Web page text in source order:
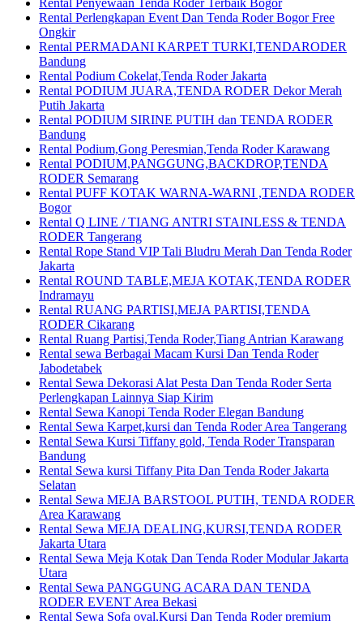
Rental Penyewaan Tenda Roder Terbaik Bogor
Rental Perlengkapan Event Dan Tenda Roder Bogor Free
Ongkir
Rental PERMADANI KARPET TURKI,TENDARODER
Bandung
Rental Podium Cokelat,Tenda Roder Jakarta
Rental PODIUM JUARA,TENDA RODER Dekor Merah
Putih Jakarta
Rental PODIUM SIRINE PUTIH dan TENDA RODER
Bandung
Rental Podium,Gong Peresmian,Tenda Roder Karawang
Rental PODIUM,PANGGUNG,BACKDROP,TENDA
RODER Semarang
Rental PUFF KOTAK WARNA-WARNI ,TENDA RODER
Bogor
Rental Q LINE / TIANG ANTRI STAINLESS & TENDA
RODER Tangerang
Rental Rope Stand VIP Tali Bludru Merah Dan Tenda Roder
Jakarta
Rental ROUND TABLE,MEJA KOTAK,TENDA RODER
Indramayu
Rental RUANG PARTISI,MEJA PARTISI,TENDA
RODER Cikarang
Rental Ruang Partisi,Tenda Roder,Tiang Antrian Karawang
Rental sewa Berbagai Macam Kursi Dan Tenda Roder
Jabodetabek
Rental Sewa Dekorasi Alat Pesta Dan Tenda Roder Serta
Perlengkapan Lainnya Siap Kirim
Rental Sewa Kanopi Tenda Roder Elegan Bandung
Rental Sewa Karpet,kursi dan Tenda Roder Area Tangerang
Rental Sewa Kursi Tiffany gold, Tenda Roder Transparan
Bandung
Rental Sewa kursi Tiffany Pita Dan Tenda Roder Jakarta
Selatan
Rental Sewa MEJA BARSTOOL PUTIH, TENDA RODER
Area Karawang
Rental Sewa MEJA DEALING,KURSI,TENDA RODER
Jakarta Utara
Rental Sewa Meja Kotak Dan Tenda Roder Modular Jakarta
Utara
Rental Sewa PANGGUNG ACARA DAN TENDA
RODER EVENT Area Bekasi
Rental Sewa Sofa oval,Kursi Dan Tenda Roder premium